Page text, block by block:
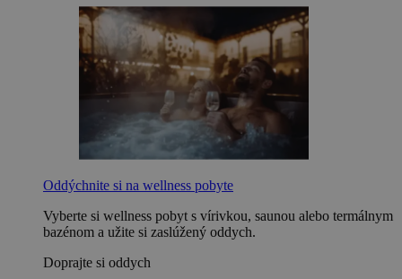
Oddýchnite si na wellness pobyte
Vyberte si wellness pobyt s vírivkou, saunou alebo termálnym
bazénom a užite si zaslúžený oddych.
Doprajte si oddych